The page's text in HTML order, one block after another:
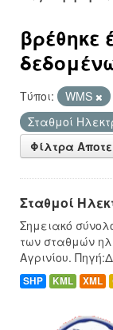
βρέθηκε
Τύποι: WMS
Σταθμοί
Φίλτρα
Σταθμοί
Σημειακό
των σταθμών
Αγρινίου.
SHP KML XML